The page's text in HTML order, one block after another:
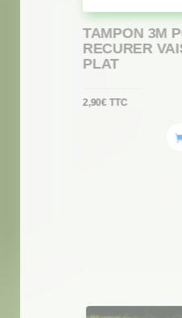
TAMPON 3M
RECURER
PLAT
2,90€ TTC